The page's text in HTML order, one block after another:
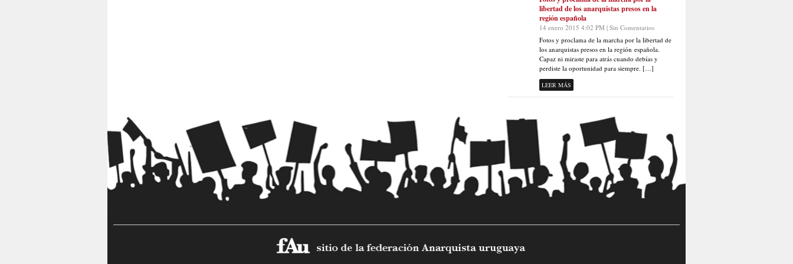
libertad de los anarquistas presos en la
región española
14 enero 2015 4:02 PM | Sin Comentarios
Fotos y proclama de la marcha por la libertad de
los anarquistas presos en la región española.
Capaz ni miraste para atrás cuando debías y
perdiste la oportunidad para siempre. […]
LEER MÁS